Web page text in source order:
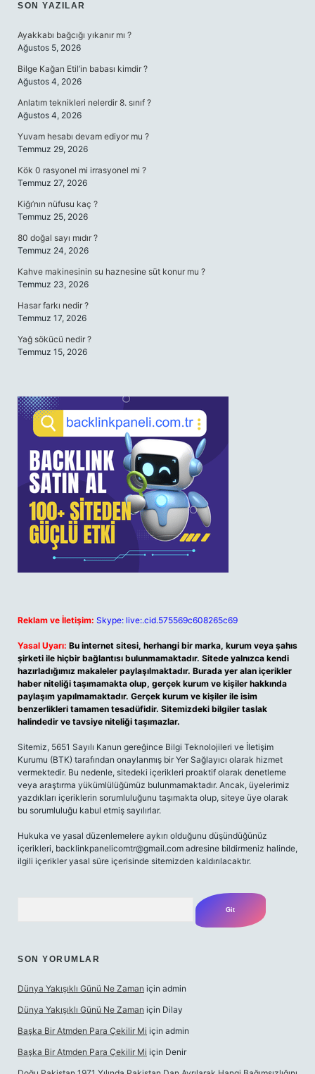
SIDEBAR
SON YAZILAR
Ayakkabı bağcığı yıkanır mı ?
Ağustos 5, 2026
Bilge Kağan Etil’in babası kimdir ?
Ağustos 4, 2026
Anlatım teknikleri nelerdir 8. sınıf ?
Ağustos 4, 2026
Yuvam hesabı devam ediyor mu ?
Temmuz 29, 2026
Kök 0 rasyonel mi irrasyonel mi ?
Temmuz 27, 2026
Kiğı’nın nüfusu kaç ?
Temmuz 25, 2026
80 doğal sayı mıdır ?
Temmuz 24, 2026
Kahve makinesinin su haznesine süt konur mu ?
Temmuz 23, 2026
Hasar farkı nedir ?
Temmuz 17, 2026
Yağ sökücü nedir ?
Temmuz 15, 2026
Reklam ve İletişim: Skype: live:.cid.575569c608265c69
Yasal Uyarı: Bu internet sitesi, herhangi bir marka, kurum veya şahıs
şirketi ile hiçbir bağlantısı bulunmamaktadır. Sitede yalnızca kendi
hazırladığımız makaleler paylaşılmaktadır. Burada yer alan içerikler
haber niteliği taşımamakta olup, gerçek kurum ve kişiler hakkında
paylaşım yapılmamaktadır. Gerçek kurum ve kişiler ile isim
benzerlikleri tamamen tesadüfidir. Sitemizdeki bilgiler taslak
halindedir ve tavsiye niteliği taşımazlar.
Sitemiz, 5651 Sayılı Kanun gereğince Bilgi Teknolojileri ve İletişim
Kurumu (BTK) tarafından onaylanmış bir Yer Sağlayıcı olarak hizmet
vermektedir. Bu nedenle, sitedeki içerikleri proaktif olarak denetleme
veya araştırma yükümlülüğümüz bulunmamaktadır. Ancak, üyelerimiz
yazdıkları içeriklerin sorumluluğunu taşımakta olup, siteye üye olarak
bu sorumluluğu kabul etmiş sayılırlar.
Hukuka ve yasal düzenlemelere aykırı olduğunu düşündüğünüz
içerikleri, backlinkpanelicomtr@gmail.com adresine bildirmeniz halinde,
ilgili içerikler yasal süre içerisinde sitemizden kaldırılacaktır.
SON YORUMLAR
Dünya Yakışıklı Günü Ne Zaman için admin
Dünya Yakışıklı Günü Ne Zaman için Dilay
Başka Bir Atmden Para Çekilir Mi için admin
Başka Bir Atmden Para Çekilir Mi için Denir